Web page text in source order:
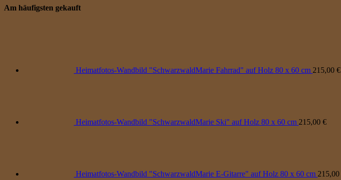
Am häufigsten gekauft
Heimatfotos-Wandbild "SchwarzwaldMarie Fahrrad" auf Holz 80 x 60 cm 215,00 €
Heimatfotos-Wandbild "SchwarzwaldMarie Ski" auf Holz 80 x 60 cm 215,00 €
Heimatfotos-Wandbild "SchwarzwaldMarie E-Gitarre" auf Holz 80 x 60 cm 215,00